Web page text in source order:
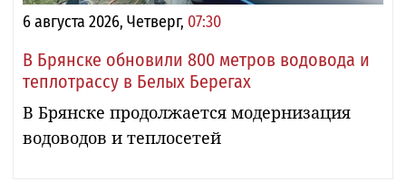
6 августа 2026, Четверг, 07:30
В Брянске обновили 800 метров водовода и
теплотрассу в Белых Берегах
В Брянске продолжается модернизация
водоводов и теплосетей